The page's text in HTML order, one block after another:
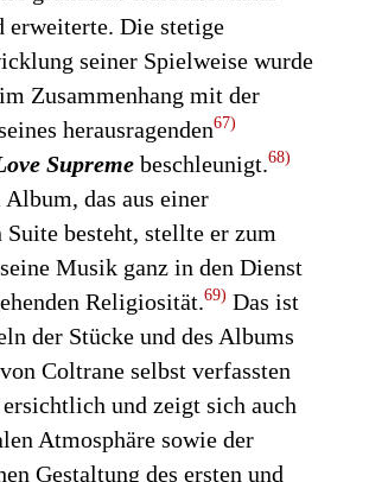
erweiterte. Die stetige
seiner Spielweise wurde
Zusammenhang mit der
herausragenden67)
Supremebeschleunigt.68)
das aus einer
besteht, stellte er zum
Musik ganz in den Dienst
Religiosität.69) Das ist
der Stücke und des Albums
Coltrane selbst verfassten
und zeigt sich auch
Atmosphäre sowie der
Gestaltung des ersten und